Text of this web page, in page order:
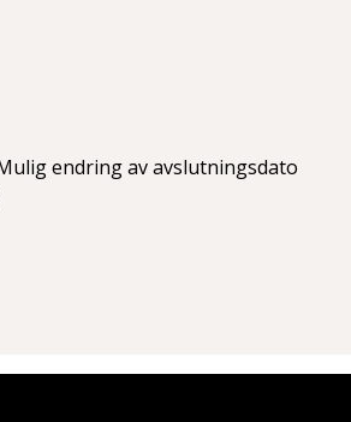
endring av avslutningsdato